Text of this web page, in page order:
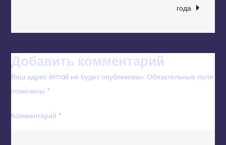
года
Добавить комментарий
Ваш адрес email не будет опубликован. Обязательные поля
помечены *
Комментарий *